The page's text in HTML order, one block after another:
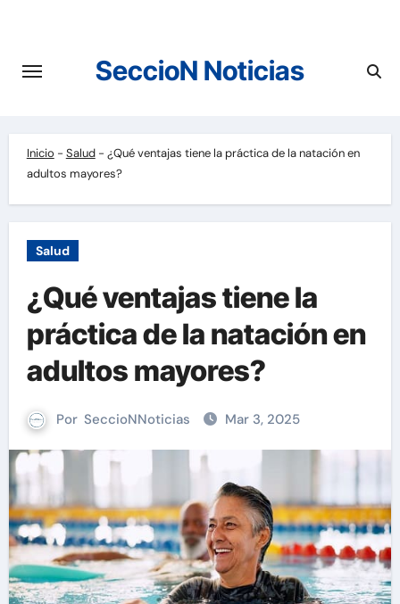
contenido
SeccioN Noticias
Inicio - Salud- ¿Qué ventajas tiene la práctica de la natación en
adultos mayores?
Salud
¿Qué ventajas tiene la
práctica de la natación en
adultos mayores?
Por SeccioNNoticias Mar 3, 2025